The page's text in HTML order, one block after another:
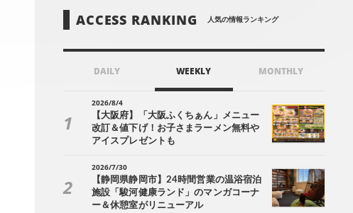
ACCESS RANKING 人気の情報ランキング
DAILY WEEKLY MONTHLY
2026/8/4
【大阪府】「大阪ふくちぁん」メニュー
改訂＆値下げ！お子さまラーメン無料や
アイスプレゼントも
2026/7/30
【静岡県静岡市】24時間営業の温浴宿泊
施設「駿河健康ランド」のマンガコーナ
ー＆休憩室がリニューアル